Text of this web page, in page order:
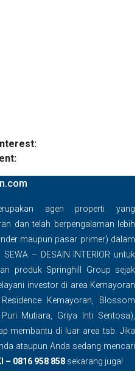
agen properti yang
dan telah berpengalaman lebih
maupun pasar primer) dalam
– DESAIN INTERIOR untuk
produk Springhill Group sejak
investor di area Kemayoran
Kemayoran, Blossom
Mutiara, Griya Inti Sentosa),
membantu di luar area tsb. Jika
ataupun Anda sedang mencari
– 0816 958 858 sekarang juga!